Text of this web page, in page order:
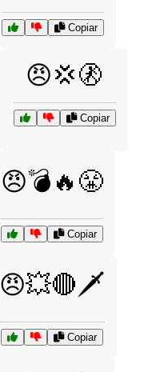
Copiar
😠💢🚷
Copiar
😠💣🔥😤
Copiar
😠💥🔴🗡️
Copiar